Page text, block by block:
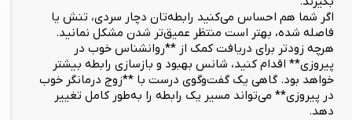
اگر شما هم احساس می‌کنید رابطه‌تان دچار سردی، تنش یا
فاصله شده، بهتر است منتظر عمیق‌تر شدن مشکل نمانید.
هرچه زودتر برای دریافت کمک از **روانشناس خوب در
پیروزی** اقدام کنید، شانس بهبود و بازسازی رابطه بیشتر
خواهد بود. گاهی یک گفت‌وگوی درست با **زوج درمانگر خوب
در پیروزی** می‌تواند مسیر یک رابطه را به‌طور کامل تغییر
دهد.